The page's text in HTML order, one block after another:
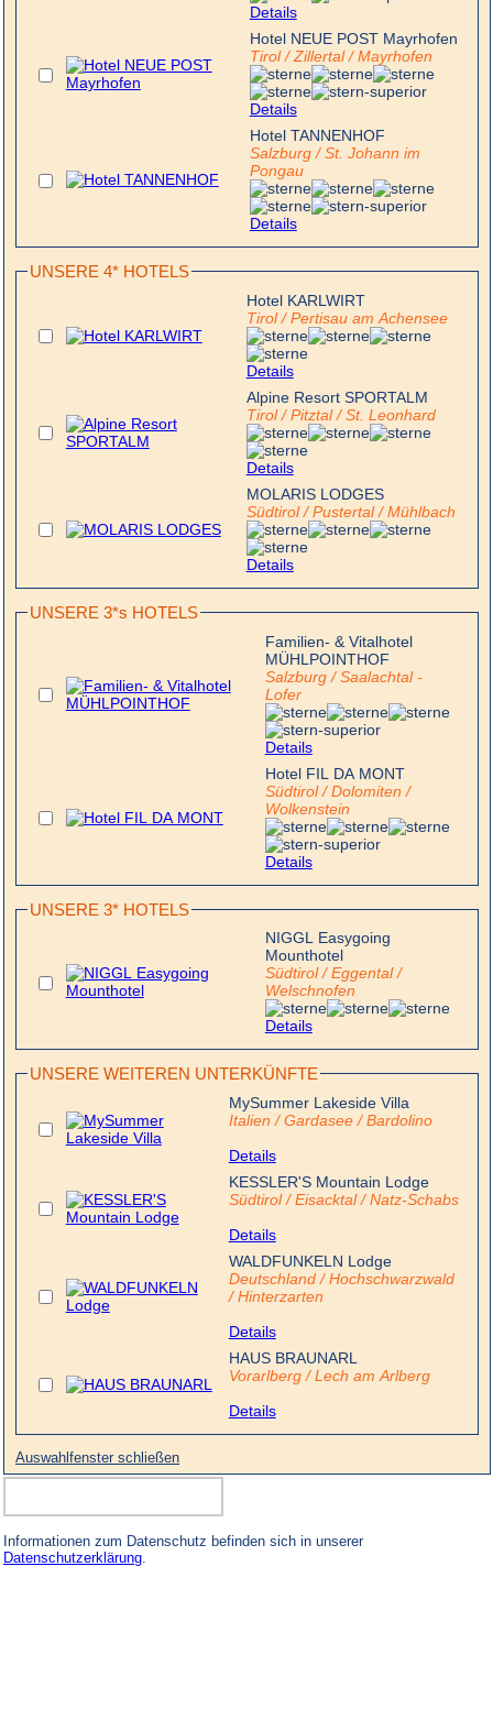
Details
Hotel NEUE POST Mayrhofen
Tirol / Zillertal / Mayrhofen
Details
Hotel TANNENHOF
Salzburg / St. Johann im
Pongau
Details
UNSERE 4* HOTELS
Hotel KARLWIRT
Tirol / Pertisau am Achensee
Details
Alpine Resort SPORTALM
Tirol / Pitztal / St. Leonhard
Details
MOLARIS LODGES
Südtirol / Pustertal / Mühlbach
Details
UNSERE 3*s HOTELS
Familien- & Vitalhotel
MÜHLPOINTHOF
Salzburg / Saalachtal -
Lofer
Details
Hotel FIL DA MONT
Südtirol / Dolomiten /
Wolkenstein
Details
UNSERE 3* HOTELS
NIGGL Easygoing
Mounthotel
Südtirol / Eggental /
Welschnofen
Details
UNSERE WEITEREN UNTERKÜNFTE
MySummer Lakeside Villa
Italien / Gardasee / Bardolino
Details
KESSLER'S Mountain Lodge
Südtirol / Eisacktal / Natz-Schabs
Details
WALDFUNKELN Lodge
Deutschland / Hochschwarzwald
/ Hinterzarten
Details
HAUS BRAUNARL
Vorarlberg / Lech am Arlberg
Details
Auswahlfenster schließen
Informationen zum Datenschutz befinden sich in unserer
Datenschutzerklärung.